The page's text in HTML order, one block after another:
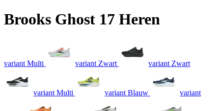
Brooks Ghost 17 Heren
variant Multi variant Zwart variant Zwart
variant Multi variant Blauw variant